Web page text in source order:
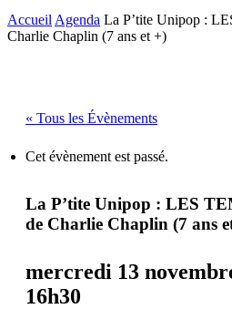
Accueil Agenda La P’tite Unipop :
Charlie Chaplin (7 ans et +)
« Tous les Évènements
Cet évènement est passé.
La P’tite Unipop : LES
de Charlie Chaplin (7 ans
mercredi 13
16h30